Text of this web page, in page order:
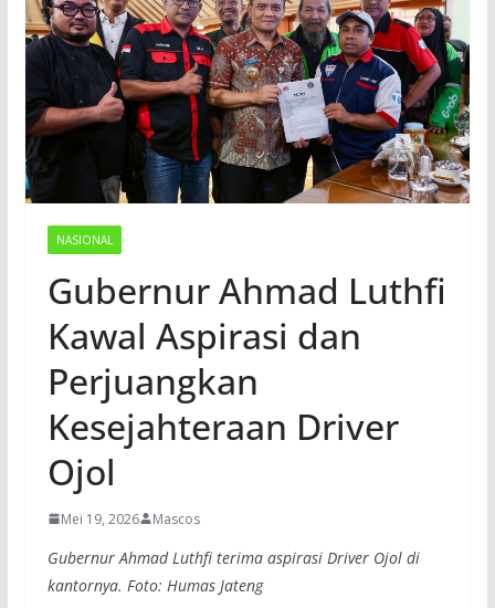
NASIONAL
Gubernur Ahmad Luthfi
Kawal Aspirasi dan
Perjuangkan
Kesejahteraan Driver
Ojol
Mei 19, 2026 Mascos
Gubernur Ahmad Luthfi terima aspirasi Driver Ojol di
kantornya. Foto: Humas Jateng